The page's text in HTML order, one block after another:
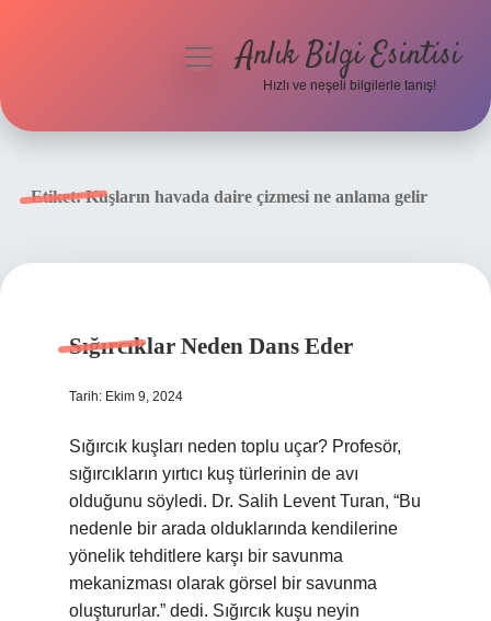
menüyüAnlık Bilgi Esintisi
Hızlı ve neşeli bilgilerle tanış!
Etiket:Kuşların havada daire çizmesi ne anlama gelir
Sığırcıklar Neden Dans Eder
Tarih: Ekim 9, 2024
Sığırcık kuşları neden toplu uçar? Profesör,
sığırcıkların yırtıcı kuş türlerinin de avı
olduğunu söyledi. Dr. Salih Levent Turan, “Bu
nedenle bir arada olduklarında kendilerine
yönelik tehditlere karşı bir savunma
mekanizması olarak görsel bir savunma
oluştururlar.” dedi. Sığırcık kuşu neyin